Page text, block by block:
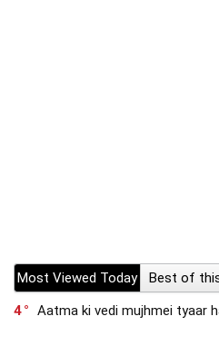
Most Viewed Today Best of
4
Aatma ki vedi mujhmei tyaar